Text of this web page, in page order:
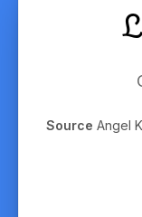
Source Angel